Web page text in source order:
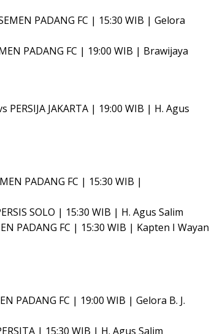
PADANG FC | 15:30 WIB | Gelora
PADANG FC | 19:00 WIB | Brawijaya
PERSIJA JAKARTA | 19:00 WIB | H. Agus
PADANG FC | 15:30 WIB |
SOLO | 15:30 WIB | H. Agus Salim
PADANG FC | 15:30 WIB | Kapten I Wayan
PADANG FC | 19:00 WIB | Gelora B. J.
| 15:30 WIB | H. Agus Salim